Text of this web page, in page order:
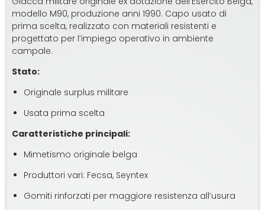
modello M90, produzione anni 1990. Capo usato di
prima scelta, realizzato con materiali resistenti e
progettato per l’impiego operativo in ambiente
campale.
Stato:
Originale surplus militare
Usata prima scelta
Caratteristiche principali:
Mimetismo originale belga
Produttori vari: Fecsa, Seyntex
Gomiti rinforzati per maggiore resistenza all’usura